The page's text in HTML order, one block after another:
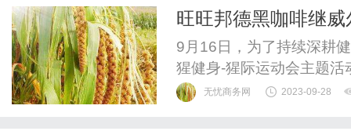
旺旺邦德黑咖啡继
身带来新体验！
9月16日，为了持续深耕
猩健身-猩际运动会主题
体验，这是旺旺邦德黑咖
无忧商务网 2023-09-28